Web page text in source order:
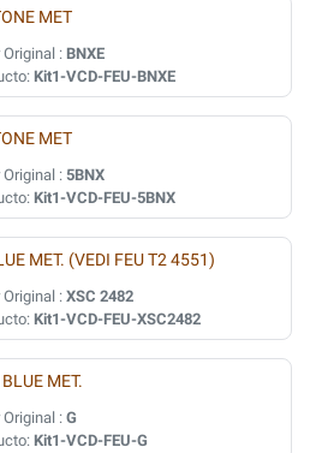
MET
Original : BNXE
Kit1-VCD-FEU-BNXE
MET
Original :5BNX
Kit1-VCD-FEU-5BNX
MET. (VEDI FEU T2 4551)
Original :XSC 2482
Kit1-VCD-FEU-XSC2482
MET.
Original :G
Kit1-VCD-FEU-G